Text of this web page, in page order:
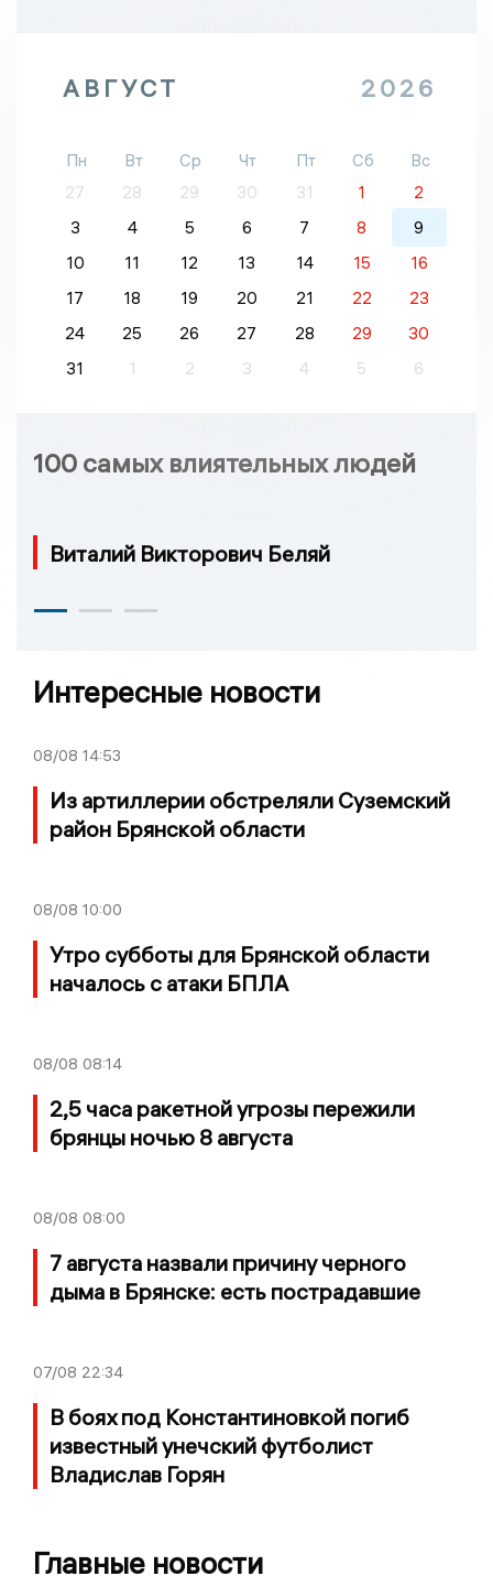
АВГУСТ 2026
Пн Вт Ср Чт Пт Сб
Вс
27
28 29 30 31 1
2
3
4 5 6 7 8
9
10
11 12 13 14 15
16
17
18 19 20 21 22
23
24
25 26 27 28 29
30
31
1 2 3 4 5 6
100 самых влиятельных людей
Виталий Викторович Беляй
Интересные новости
08/08 14:53
Из артиллерии обстреляли Суземский
район Брянской области
08/08 10:00
Утро субботы для Брянской области
началось с атаки БПЛА
08/08 08:14
2,5 часа ракетной угрозы пережили
брянцы ночью 8 августа
08/08 08:00
7 августа назвали причину черного
дыма в Брянске: есть пострадавшие
07/08 22:34
В боях под Константиновкой погиб
известный унечский футболист
Владислав Горян
Главные новости